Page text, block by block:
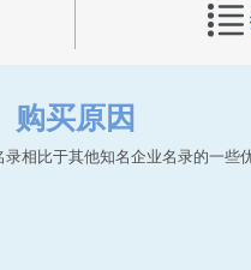
购买原因
相比于其他知名企业名录的一些